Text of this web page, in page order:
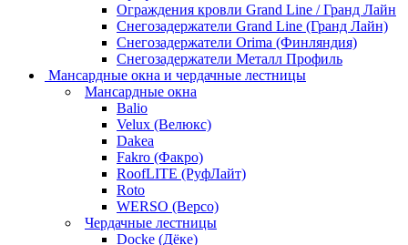
Ограждения кровли Grand Line / Гранд Лайн
Снегозадержатели Grand Line (Гранд Лайн)
Снегозадержатели Orima (Финляндия)
Снегозадержатели Металл Профиль
Мансардные окна и чердачные лестницы
Мансардные окна
Balio
Velux (Велюкс)
Dakea
Fakro (Факро)
RoofLITE (РуфЛайт)
Roto
WERSO (Версо)
Чердачные лестницы
Docke (Дёке)